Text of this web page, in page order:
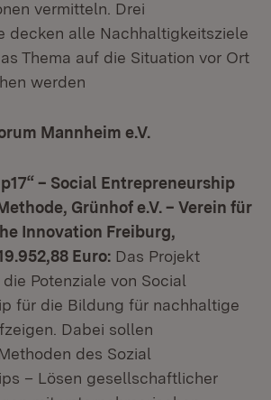
vermitteln. Drei
decken alle Nachhaltigkeitsziele
Thema auf die Situation vor Ort
werden
Mannheim e.V.
– Social Entrepreneurship
Grünhof e.V. – Verein für
Innovation Freiburg,
Euro: Das Projekt
die Potenziale von Social
für die Bildung für nachhaltige
Dabei sollen
des Sozial
– Lösen gesellschaftlicher